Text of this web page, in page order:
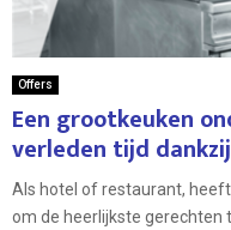
Offers
Een grootkeuken
verleden tijd
Als hotel of restaurant,
om de heerlijkste gerechten